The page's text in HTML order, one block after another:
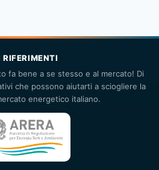
RIFERIMENTI
fa bene a se stesso e al mercato! Di
che possono aiutarti a sciogliere la
energetico italiano.